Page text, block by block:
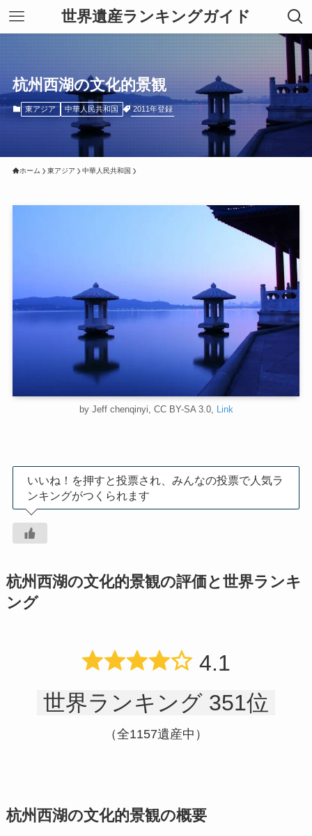
世界遺産ランキングガイド
杭州西湖の文化的景観
東アジア 中華人民共和国 2011年登録
ホーム 東アジア 中華人民共和国
by Jeff chenqinyi, CC BY-SA 3.0, Link
いいね！を押すと投票され、みんなの投票で人気ラ
ンキングがつくられます
杭州西湖の文化的景観の評価と世界ランキ
ング
4.1
世界ランキング 351位
（全1157遺産中）
杭州西湖の文化的景観の概要